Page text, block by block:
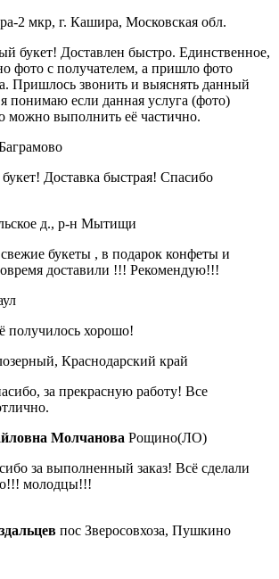
2 мкр, г. Кашира, Московская обл.
букет! Доставлен быстро. Единственное,
фото с получателем, а пришло фото
Пришлось звонить и выяснять данный
понимаю если данная услуга (фото)
можно выполнить её частично.
Доставка быстрая! Спасибо
д., р-н Мытищи
букеты , в подарок конфеты и
доставили !!! Рекомендую!!!
получилось хорошо!
Краснодарский край
за прекрасную работу! Все
Молчанова Рощино(ЛО)
за выполненный заказ! Всё сделали
молодцы!!!
пос Зверосовхоза, Пушкино